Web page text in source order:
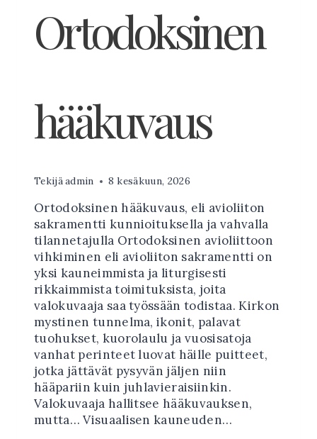
Ortodoksinen
hääkuvaus
Tekijäadmin 8 kesäkuun, 2026
Ortodoksinen hääkuvaus, eli avioliiton
sakramentti kunnioituksella ja vahvalla
tilannetajulla Ortodoksinen avioliittoon
vihkiminen eli avioliiton sakramentti on
yksi kauneimmista ja liturgisesti
rikkaimmista toimituksista, joita
valokuvaaja saa työssään todistaa. Kirkon
mystinen tunnelma, ikonit, palavat
tuohukset, kuorolaulu ja vuosisatoja
vanhat perinteet luovat häille puitteet,
jotka jättävät pysyvän jäljen niin
hääpariin kuin juhlavieraisiinkin.
Valokuvaaja hallitsee hääkuvauksen,
mutta… Visuaalisen kauneuden…